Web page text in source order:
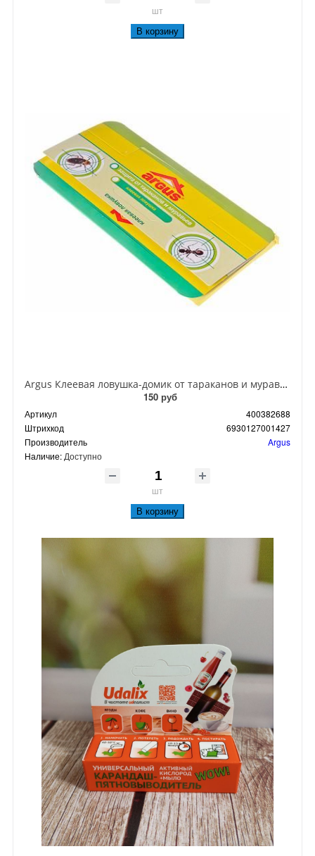
шт
В корзину
Argus Клеевая ловушка-домик от тараканов и муравьев
150 руб
Артикул
400382688
Штрихкод
6930127001427
Производитель
Argus
Наличие: Доступно
шт
В корзину